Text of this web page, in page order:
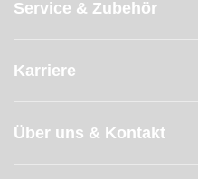
Service & Zubehör
Karriere
Über uns & Kontakt